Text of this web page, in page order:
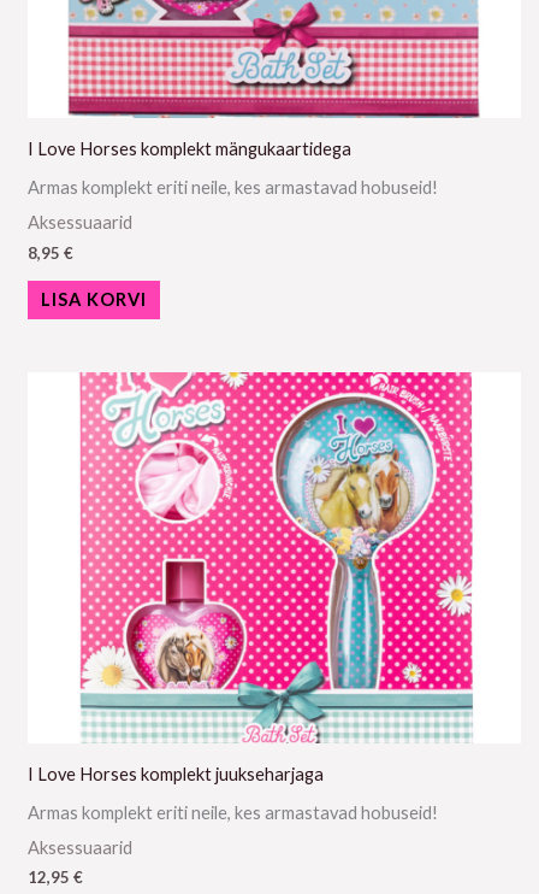
I Love Horses komplekt mängukaartidega
Armas komplekt eriti neile, kes armastavad hobuseid!
Aksessuaarid
8,95 €
LISA KORVI
I Love Horses komplekt juukseharjaga
Armas komplekt eriti neile, kes armastavad hobuseid!
Aksessuaarid
12,95 €